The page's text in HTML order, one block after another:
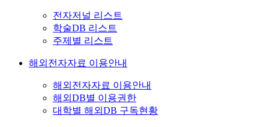
전자저널 리스트
학술DB 리스트
주제별 리스트
해외전자자료 이용안내
해외전자자료 이용안내
해외DB별 이용권한
대학별 해외DB 구독현황